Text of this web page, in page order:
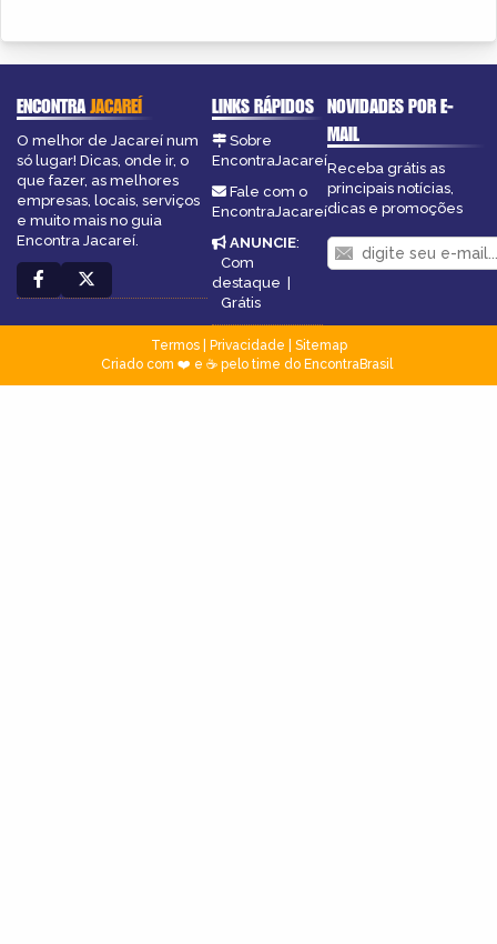
ENCONTRAJACAREÍ
O melhor de Jacareí num
só lugar! Dicas, onde ir, o
que fazer, as melhores
empresas, locais, serviços
e muito mais no guia
Encontra Jacareí.
LINKS RÁPIDOS
Sobre
EncontraJacareí
Fale com o
EncontraJacareí
ANUNCIE:
Com
destaque |
Grátis
NOVIDADES POR E-
MAIL
Receba grátis as
principais notícias,
dicas e promoções
Termos| Privacidade
Sitemap
Criado com ❤️ e ☕ pelo time do EncontraBrasil